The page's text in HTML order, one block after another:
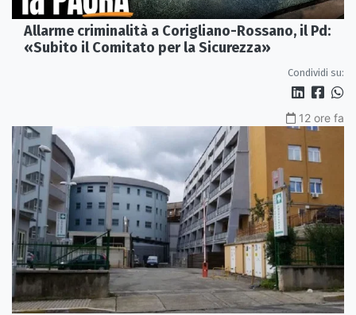
Allarme criminalità a Corigliano-Rossano, il Pd:
«Subito il Comitato per la Sicurezza»
Condividi su:
12 ore fa